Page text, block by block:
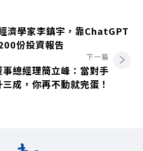
濟學家李鎮宇，靠ChatGPT
份投資報告
下一篇
總經理簡立峰：當對手
成，你再不動就完蛋！